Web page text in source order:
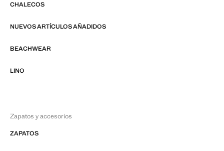
CHALECOS
NUEVOS ARTÍCULOS AÑADIDOS
BEACHWEAR
LINO
Zapatos y accesorios
ZAPATOS